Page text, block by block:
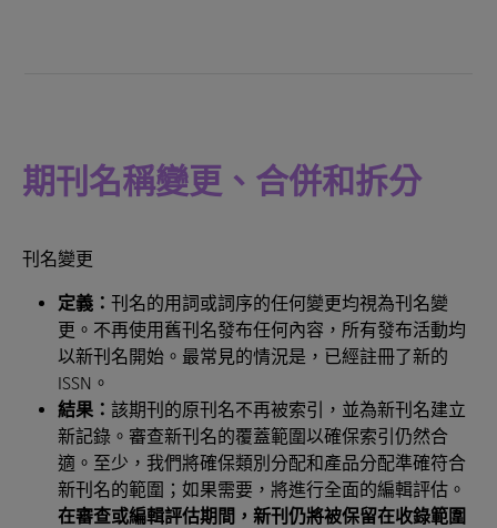
期刊名稱變更、合併和拆分
刊名變更
定義： 刊名的用詞或詞序的任何變更均視為刊名變
更。不再使用舊刊名發布任何內容，所有發布活動均
以新刊名開始。最常見的情況是，已經註冊了新的
ISSN。
結果： 該期刊的原刊名不再被索引，並為新刊名建立
新記錄。審查新刊名的覆蓋範圍以確保索引仍然合
適。至少，我們將確保類別分配和產品分配準確符合
新刊名的範圍；如果需要，將進行全面的編輯評估。
在審查或編輯評估期間，新刊仍將被保留在收錄範圍